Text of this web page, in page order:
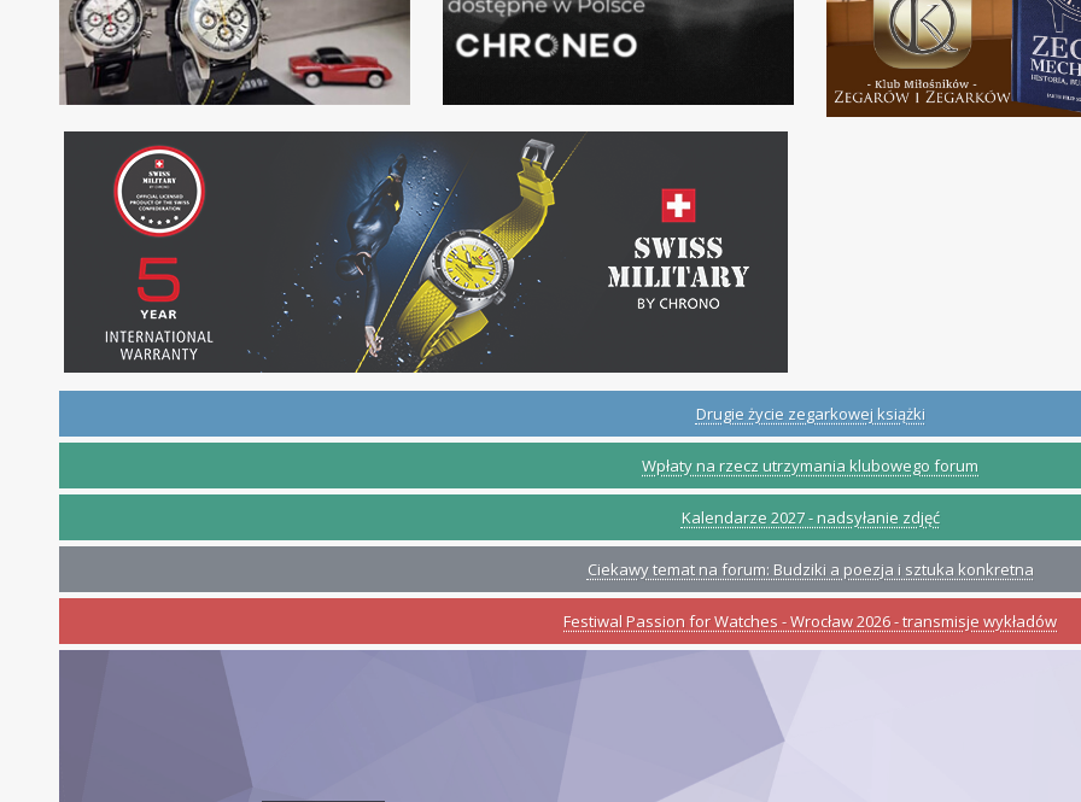
Drugie życie zegarkowej książki
Wpłaty na rzecz utrzymania klubowego forum
Kalendarze 2027 - nadsyłanie zdjęć
Ciekawy temat na forum: Budziki a poezja i sztuka konkretna
Festiwal Passion for Watches - Wrocław 2026 - transmisje wykładów